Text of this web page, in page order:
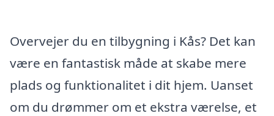
Overvejer du en tilbygning i Kås? Det kan
være en fantastisk måde at skabe mere
plads og funktionalitet i dit hjem. Uanset
om du drømmer om et ekstra værelse, et